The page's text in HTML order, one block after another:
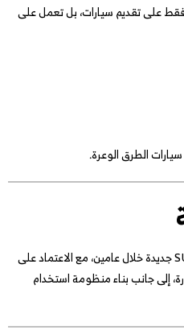
على تقديم سيارات، بل تعمل على
الطرق الوعرة.
منغشي تخطط لإطلاق أربع سيارات SUV جديدة خلال عامين، مع الاعتماد على
جانب بناء منظومة استخدام